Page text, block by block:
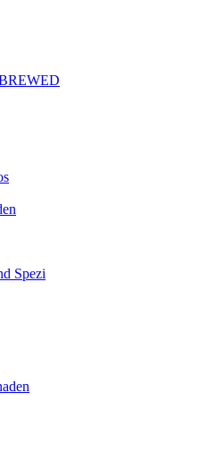
Spezi